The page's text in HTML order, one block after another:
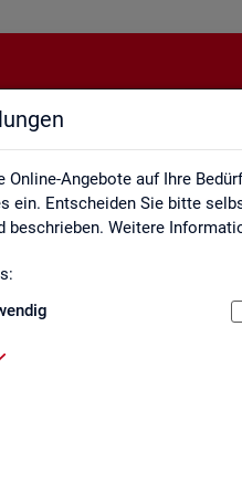
Online-Angebote auf Ihre
ein. Entscheiden Sie bitte
beschrieben. Weitere
öko­lo­gi­schen
Wirt­schaft. Ein­zel­ne